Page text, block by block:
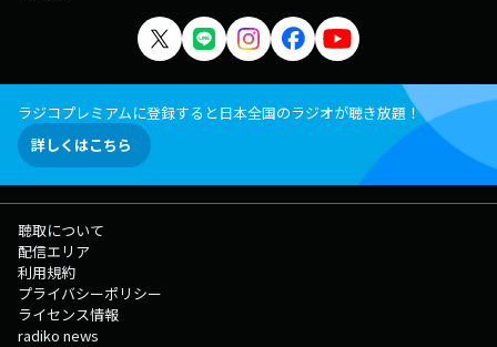
ラジコプレミアムに登録すると日本全国のラジオが聴き放題！
詳しくはこちら
聴取について
配信エリア
利用規約
プライバシーポリシー
ライセンス情報
radiko news